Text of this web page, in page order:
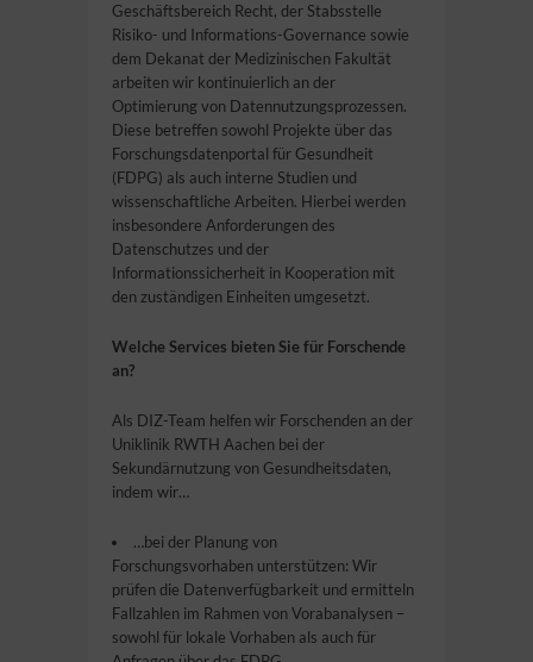
Geschäftsbereich Recht, der Stabsstelle
Risiko- und Informations-Governance sowie
dem Dekanat der Medizinischen Fakultät
arbeiten wir kontinuierlich an der
Optimierung von Datennutzungsprozessen.
Diese betreffen sowohl Projekte über das
Forschungsdatenportal für Gesundheit
(FDPG) als auch interne Studien und
wissenschaftliche Arbeiten. Hierbei werden
insbesondere Anforderungen des
Datenschutzes und der
Informationssicherheit in Kooperation mit
den zuständigen Einheiten umgesetzt.
Welche Services bieten Sie für Forschende
an?
Als DIZ-Team helfen wir Forschenden an der
Uniklinik RWTH Aachen bei der
Sekundärnutzung von Gesundheitsdaten,
indem wir…
…bei der Planung von
Forschungsvorhaben unterstützen: Wir
prüfen die Datenverfügbarkeit und ermitteln
Fallzahlen im Rahmen von Vorabanalysen –
sowohl für lokale Vorhaben als auch für